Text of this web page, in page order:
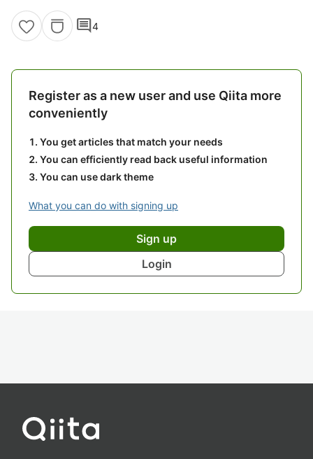
comment4
Register as a new user and use Qiita more
conveniently
You get articles that match your needs
You can efficiently read back useful information
You can use dark theme
What you can do with signing up
Sign up
Login